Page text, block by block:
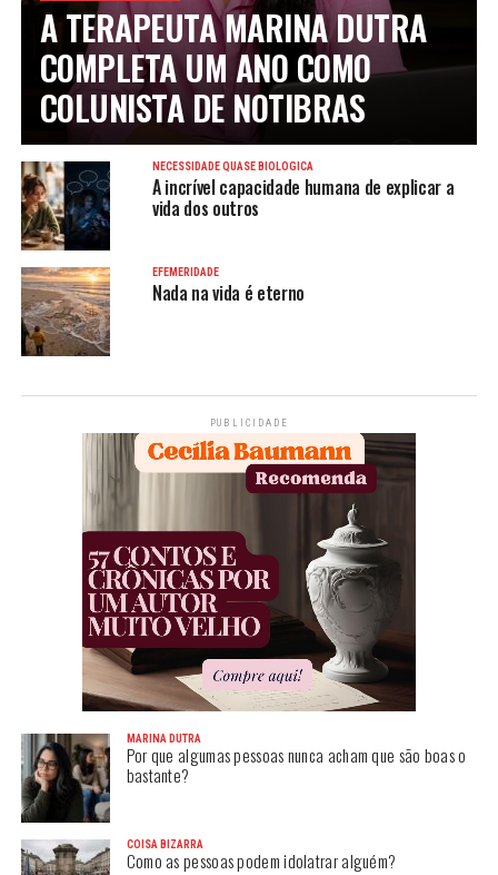
A TERAPEUTA MARINA DUTRA
COMPLETA UM ANO COMO
COLUNISTA DE NOTIBRAS
NECESSIDADE QUASE BIOLÓGICA
A incrível capacidade humana de explicar a
vida dos outros
EFEMERIDADE
Nada na vida é eterno
PUBLICIDADE
MARINA DUTRA
Por que algumas pessoas nunca acham que são boas o
bastante?
COISA BIZARRA
Como as pessoas podem idolatrar alguém?